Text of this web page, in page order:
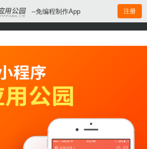
--免编程制作App 注册